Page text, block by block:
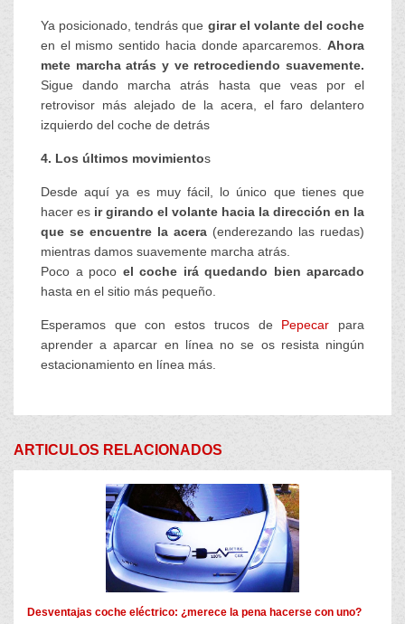
Ya posicionado, tendrás que girar el volante del coche
en el mismo sentido hacia donde aparcaremos. Ahora
mete marcha atrás y ve retrocediendo suavemente.
Sigue dando marcha atrás hasta que veas por el
retrovisor más alejado de la acera, el faro delantero
izquierdo del coche de detrás
4. Los últimos movimientos
Desde aquí ya es muy fácil, lo único que tienes que
hacer es ir girando el volante hacia la dirección en la
que se encuentre la acera (enderezando las ruedas)
mientras damos suavemente marcha atrás.
Poco a poco el coche irá quedando bien aparcado
hasta en el sitio más pequeño.
Esperamos que con estos trucos de Pepecar para
aprender a aparcar en línea no se os resista ningún
estacionamiento en línea más.
ARTICULOS RELACIONADOS
Desventajas coche eléctrico: ¿merece la pena hacerse con uno?